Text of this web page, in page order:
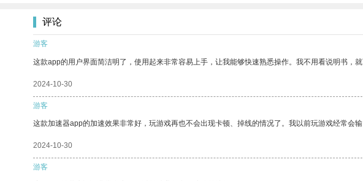
评论
游客
这款app的用户界面简洁明了，使用起来非常容易上手，让我能够快速熟悉操作。我不用看说明书，就
2024-10-30
游客
这款加速器app的加速效果非常好，玩游戏再也不会出现卡顿、掉线的情况了。我以前玩游戏经常会
2024-10-30
游客